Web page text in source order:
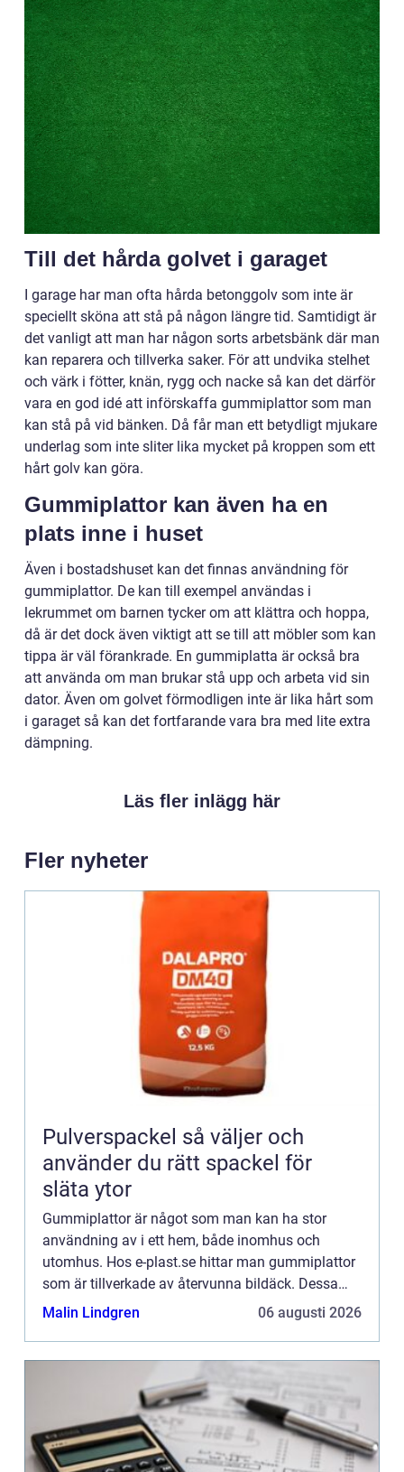
Till det hårda golvet i garaget
I garage har man ofta hårda betonggolv som inte är
speciellt sköna att stå på någon längre tid. Samtidigt är
det vanligt att man har någon sorts arbetsbänk där man
kan reparera och tillverka saker. För att undvika stelhet
och värk i fötter, knän, rygg och nacke så kan det därför
vara en god idé att införskaffa gummiplattor som man
kan stå på vid bänken. Då får man ett betydligt mjukare
underlag som inte sliter lika mycket på kroppen som ett
hårt golv kan göra.
Gummiplattor kan även ha en
plats inne i huset
Även i bostadshuset kan det finnas användning för
gummiplattor. De kan till exempel användas i
lekrummet om barnen tycker om att klättra och hoppa,
då är det dock även viktigt att se till att möbler som kan
tippa är väl förankrade. En gummiplatta är också bra
att använda om man brukar stå upp och arbeta vid sin
dator. Även om golvet förmodligen inte är lika hårt som
i garaget så kan det fortfarande vara bra med lite extra
dämpning.
Läs fler inlägg här
Fler nyheter
Pulverspackel så väljer och
använder du rätt spackel för
släta ytor
Gummiplattor är något som man kan ha stor
användning av i ett hem, både inomhus och
utomhus. Hos e-plast.se hittar man gummiplattor
som är tillverkade av återvunna bildäck. Dessa
gummiplattor heterUnisoft och ärhalksäkra, mjuka
Malin Lindgren 06 augusti 2026